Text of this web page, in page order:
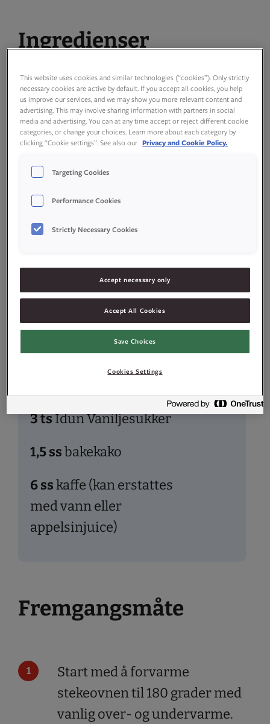
Ingredienser
125gsmør
1 literkulturmelk
4ts Idun Natron
Sjokoladeglasur
75gsmeltet smør
3tsIdun Vaniljesukker
1,5ssbakekako
6sskaffe (kan erstattes
med vann eller
appelsinjuice)
Fremgangsmåte
Start med å forvarme
stekeovnen til 180 grader med
vanlig over- og undervarme.
This website uses cookies and similar technologies (“cookies”). Only strictly
necessary cookies are active by default. If you accept all cookies, you help
us improve our services, and we may show you more relevant content and
advertising. This may involve sharing information with partners in social
media and advertising. You can at any time accept or reject different cookie
categories, or change your choices. Learn more about each category by
clicking “Cookie settings”. See also our Privacy and Cookie Policy.
Targeting Cookies
Performance Cookies
Strictly Necessary Cookies
Accept necessary only
Accept All Cookies
Save Choices
Cookies Settings